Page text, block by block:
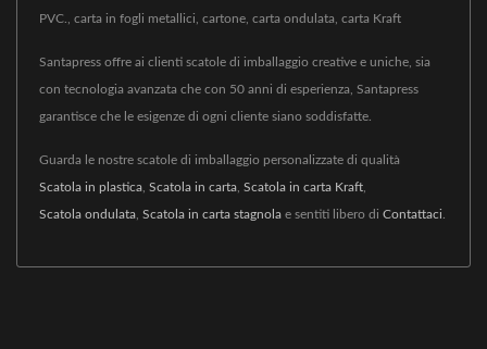
PVC., carta in fogli metallici, cartone, carta ondulata, carta Kraft
Santapress offre ai clienti scatole di imballaggio creative e uniche, sia
con tecnologia avanzata che con 50 anni di esperienza, Santapress
garantisce che le esigenze di ogni cliente siano soddisfatte.
Guarda le nostre scatole di imballaggio personalizzate di qualità
Scatola in plastica, Scatola in carta, Scatola in carta Kraft,
Scatola ondulata, Scatola in carta stagnola e sentiti libero di Contattaci.